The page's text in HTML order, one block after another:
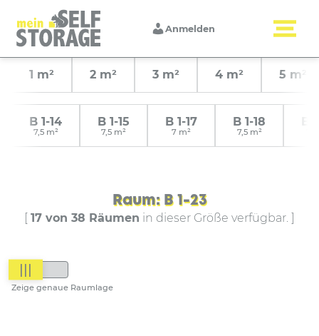
Anmelden
1 m² 2 m² 3 m² 4 m² 5 m²
B 1-14
7,5 m²
B 1-15
7,5 m²
B 1-17
7 m²
B 1-18
7,5 m²
Raum: B 1-23
[ 17 von 38 Räumen in dieser Größe verfügbar. ]
|||
Zeige genaue Raumlage